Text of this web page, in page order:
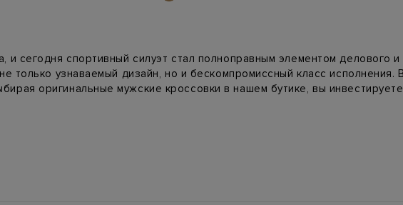
и сегодня спортивный силуэт стал полноправным элементом делового
только узнаваемый дизайн, но и бескомпромиссный класс исполнения.
оригинальные мужские кроссовки в нашем бутике, вы